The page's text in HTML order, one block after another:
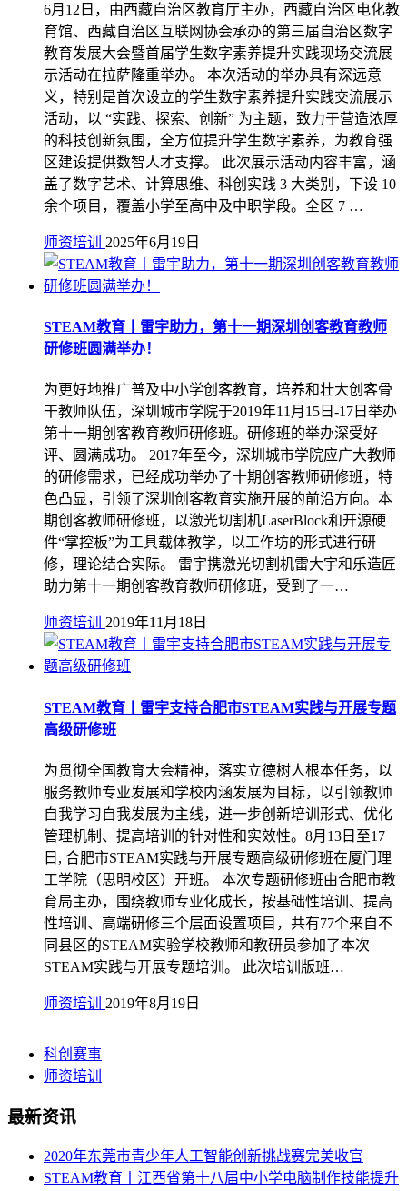
6月12日，由西藏自治区教育厅主办，西藏自治区电化教
育馆、西藏自治区互联网协会承办的第三届自治区数字
教育发展大会暨首届学生数字素养提升实践现场交流展
示活动在拉萨隆重举办。 本次活动的举办具有深远意
义，特别是首次设立的学生数字素养提升实践交流展示
活动，以 “实践、探索、创新” 为主题，致力于营造浓厚
的科技创新氛围，全方位提升学生数字素养，为教育强
区建设提供数智人才支撑。 此次展示活动内容丰富，涵
盖了数字艺术、计算思维、科创实践 3 大类别，下设 10
余个项目，覆盖小学至高中及中职学段。全区 7 …
师资培训 2025年6月19日
STEAM教育丨雷宇助力，第十一期深圳创客教育教师
研修班圆满举办！
为更好地推广普及中小学创客教育，培养和壮大创客骨
干教师队伍，深圳城市学院于2019年11月15日-17日举办
第十一期创客教育教师研修班。研修班的举办深受好
评、圆满成功。 2017年至今，深圳城市学院应广大教师
的研修需求，已经成功举办了十期创客教师研修班，特
色凸显，引领了深圳创客教育实施开展的前沿方向。本
期创客教师研修班，以激光切割机LaserBlock和开源硬
件“掌控板”为工具载体教学，以工作坊的形式进行研
修，理论结合实际。 雷宇携激光切割机雷大宇和乐造匠
助力第十一期创客教育教师研修班，受到了一…
师资培训 2019年11月18日
STEAM教育丨雷宇支持合肥市STEAM实践与开展专题
高级研修班
为贯彻全国教育大会精神，落实立德树人根本任务，以
服务教师专业发展和学校内涵发展为目标，以引领教师
自我学习自我发展为主线，进一步创新培训形式、优化
管理机制、提高培训的针对性和实效性。8月13日至17
日, 合肥市STEAM实践与开展专题高级研修班在厦门理
工学院（思明校区）开班。 本次专题研修班由合肥市教
育局主办，围绕教师专业化成长，按基础性培训、提高
性培训、高端研修三个层面设置项目，共有77个来自不
同县区的STEAM实验学校教师和教研员参加了本次
STEAM实践与开展专题培训。 此次培训版班…
师资培训 2019年8月19日
科创赛事
师资培训
最新资讯
2020年东莞市青少年人工智能创新挑战赛完美收官
STEAM教育丨江西省第十八届中小学电脑制作技能提升